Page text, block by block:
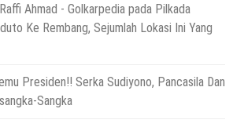
Ahmad - Golkarpedia pada Pilkada
Ke Rembang, Sejumlah Lokasi Ini Yang
Presiden!! Serka Sudiyono, Pancasila Dan
Sangka